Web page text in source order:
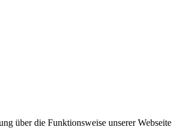
über die Funktionsweise unserer Webseite